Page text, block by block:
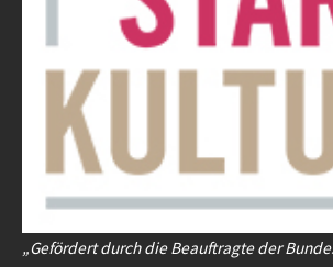
„Gefördert durch die Beauftragte der